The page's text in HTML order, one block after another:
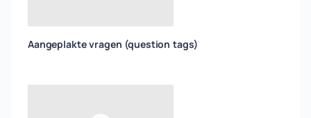
Aangeplakte vragen (question tags)